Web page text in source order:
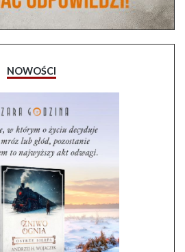
NOWOŚCI